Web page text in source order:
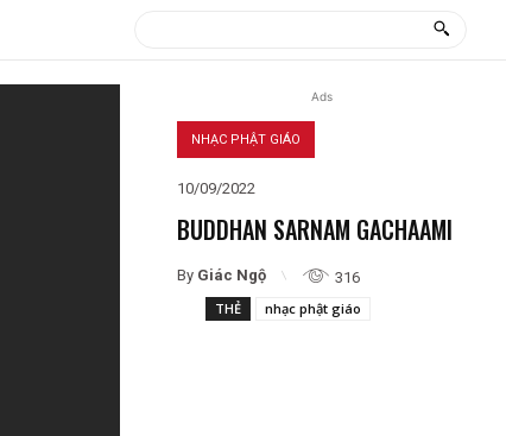
Ads
NHẠC PHẬT GIÁO
10/09/2022
BUDDHAN SARNAM GACHAAMI
By Giác Ngộ
316
THẺ
nhạc phật giáo